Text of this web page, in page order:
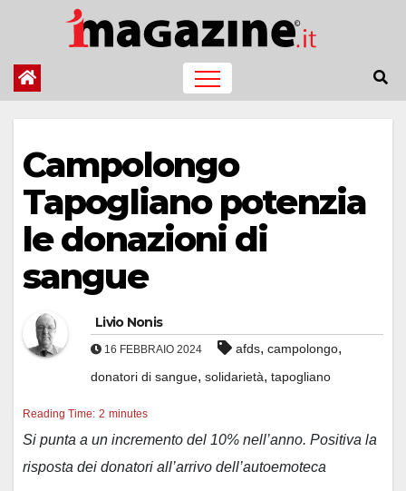
contenuto
Campolongo
Tapogliano potenzia
le donazioni di
sangue
Livio Nonis
16 FEBBRAIO 2024 afds, campolongo,
donatori di sangue, solidarietà, tapogliano
Reading Time: 2 minutes
Si punta a un incremento del 10% nell’anno. Positiva la
risposta dei donatori all’arrivo dell’autoemoteca